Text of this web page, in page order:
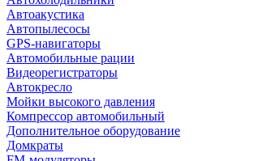
Автоакустика
Автопылесосы
GPS-навигаторы
Автомобильные рации
Видеорегистраторы
Автокресло
Мойки высокого давления
Компрессор автомобильный
Дополнительное оборудование
Домкраты